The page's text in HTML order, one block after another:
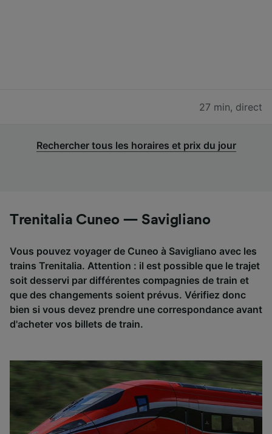
27 min, direct
Rechercher tous les horaires et prix du jour
Trenitalia Cuneo — Savigliano
Vous pouvez voyager de Cuneo à Savigliano avec les
trains Trenitalia. Attention : il est possible que le trajet
soit desservi par différentes compagnies de train et
que des changements soient prévus. Vérifiez donc
bien si vous devez prendre une correspondance avant
d'acheter vos billets de train.